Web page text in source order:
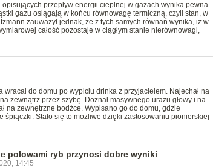
przepływ energii cieplnej w gazach wynika pewna
gazu osiągają w końcu równowagę termiczną, czyli stan, w
zauważył jednak, że z tych samych równań wynika, iż w
całość pozostaje w ciągłym stanie nierównowagi,
do domu po wypiciu drinka z przyjacielem. Najechał na
zewnątrz przez szybę. Doznał masywnego urazu głowy i na
na zewnętrzne bodźce. Wypisano go do domu, gdzie
śpiączki. Stało się to możliwe dzięki zastosowaniu pionierskiej
połowami ryb przynosi dobre wyniki
14:45